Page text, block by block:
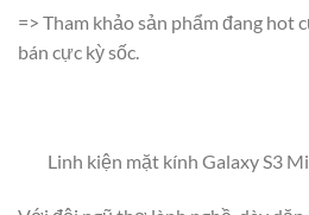
=> Tham khảo sản phẩm đang hot
bán cực kỳ sốc.
Linh kiện mặt kính Galaxy S3